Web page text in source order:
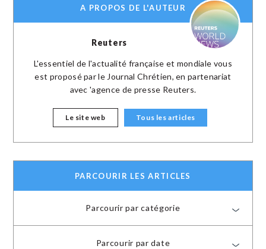
A PROPOS DE L'AUTEUR
Reuters
L'essentiel de l'actualité française et mondiale vous
est proposé par le Journal Chrétien, en partenariat
avec 'agence de presse Reuters.
Le site web Tous les articles
PARCOURIR LES ARTICLES
Parcourir par catégorie
Parcourir par date